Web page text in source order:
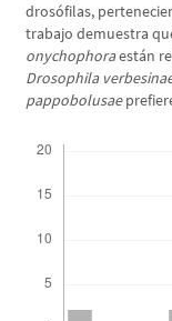
drosófilas,
trabajo demuestra
onychophoraestán
Drosophila
pappobolusae